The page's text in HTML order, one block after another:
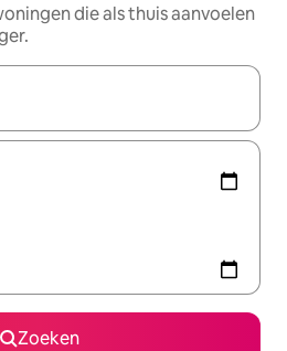
die als thuis aanvoelen
zijn, maak je een keuze
Zoeken